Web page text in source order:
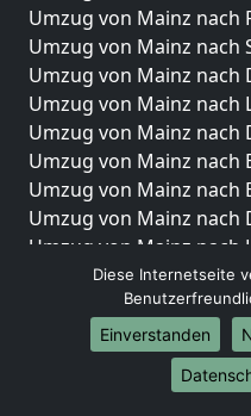
Umzug von Mainz nach
Umzug von Mainz nach
Umzug von Mainz nach
Umzug von Mainz nach
Umzug von Mainz nach
Umzug von Mainz nach
Umzug von Mainz nach
Umzug von Mainz nach
Umzug von Mainz nach
Umzug von Mainz
Umzug von Mainz
Umzug von Mainz nach
Umzug von Mainz
Umzug von Mainz nach
Diese Internetseite
Einverstanden